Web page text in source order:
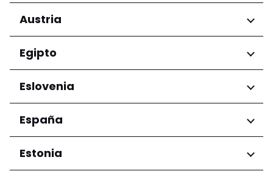
Regiones
Condado de Tirana
Austria
Regiones
Niederösterreich
Salzburg
Wien
Egipto
Regiones
Gobernación de El Cairo
Eslovenia
Regiones
Ljubljana
España
Regiones
Estonia